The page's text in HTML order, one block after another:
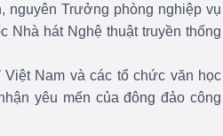
nguyên Trưởng phòng nghiệp vụ
Nhà hát Nghệ thuật truyền thống
Nam và các tổ chức văn học
yêu mến của đông đảo công